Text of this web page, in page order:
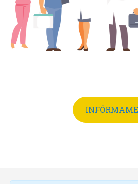
INFÓRMAME